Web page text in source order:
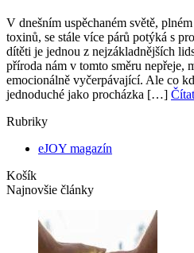
V dnešním uspěchaném světě,
toxinů, se stále více párů potýká s
dítěti je jednou z nejzákladnějších
příroda nám v tomto směru nepřeje,
emocionálně vyčerpávající. Ale co
jednoduché jako procházka […]
Rubriky
eJOY magazín
Košík
Najnovšie články